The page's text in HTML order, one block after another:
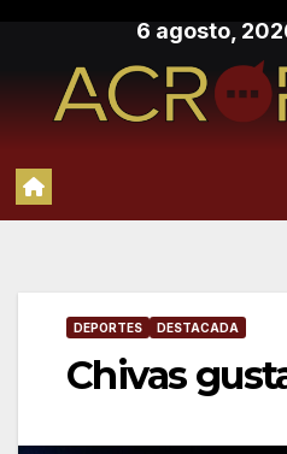
contenido
6 agosto,
DEPORTES DESTACADA
Chivas